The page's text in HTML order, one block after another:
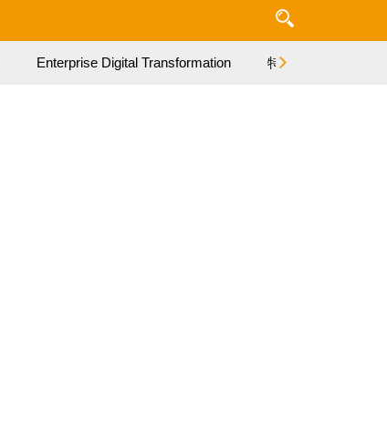
Enterprise Digital Transformation 特集